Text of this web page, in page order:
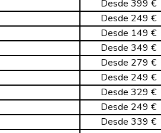
Desde 399 €
Desde 249 €
Desde 149 €
Desde 349 €
Desde 279 €
Desde 249 €
Desde 329 €
Desde 249 €
Desde 339 €